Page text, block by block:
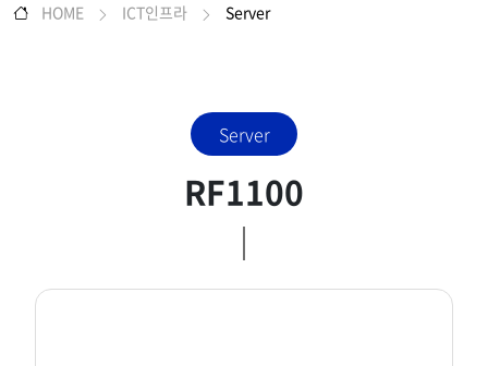
HOME ICT인프라 Server
Server
RF1100